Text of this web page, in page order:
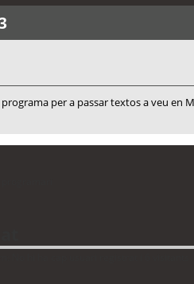
per a passar textos a veu en